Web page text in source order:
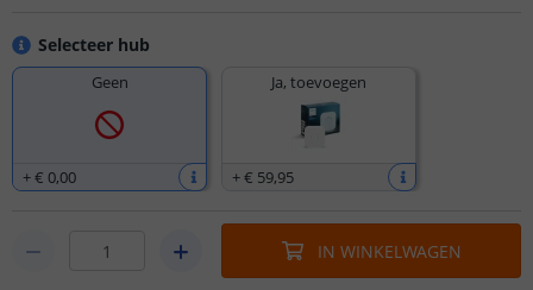
Selecteer hub
Geen
+€ 0,00
Ja, toevoegen
+€ 59,95
IN WINKELWAGEN